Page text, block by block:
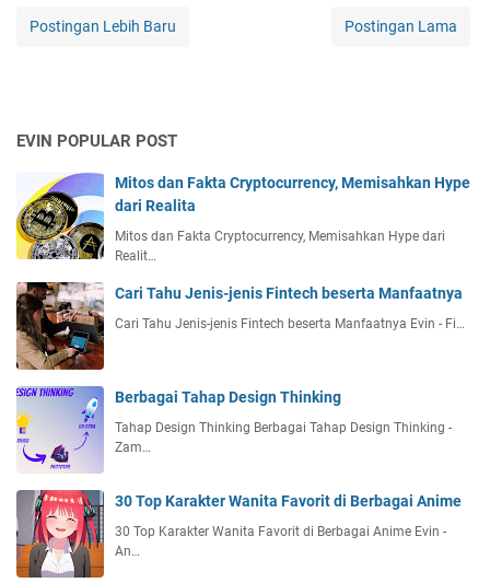
Postingan Lebih Baru Postingan Lama
EVIN POPULAR POST
Mitos dan Fakta Cryptocurrency, Memisahkan Hype
dari Realita
Mitos dan Fakta Cryptocurrency, Memisahkan Hype dari
Realit…
Cari Tahu Jenis-jenis Fintech beserta Manfaatnya
Cari Tahu Jenis-jenis Fintech beserta Manfaatnya Evin - Fi…
Berbagai Tahap Design Thinking
Tahap Design Thinking Berbagai Tahap Design Thinking -
Zam…
30 Top Karakter Wanita Favorit di Berbagai Anime
30 Top Karakter Wanita Favorit di Berbagai Anime Evin -
An…